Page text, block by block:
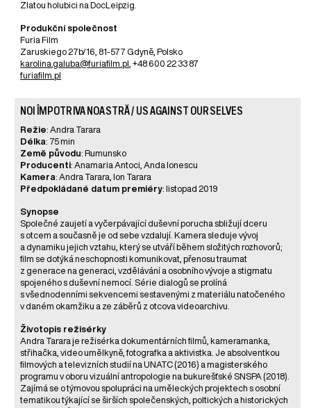
Zlatou holubici na DocLeipzig.
Produkční společnost
Furia Film
Zaruskiego 27b/16, 81-577 Gdyně, Polsko
karolina.galuba@furiafilm.pl
, +48 600 22 33 87
furiafilm.pl
NOI ÎMPOTRIVA NOASTRĂ / US AGAINST OURSELVES
Režie: Andra Tarara
Délka: 75 min
Země původu: Rumunsko
Producenti: Anamaria Antoci, Anda Ionescu
Kamera: Andra Tarara, Ion Tarara
Předpokládané datum premiéry: listopad 2019
Synopse
Společné zaujetí a vyčerpávající duševní porucha sbližují dceru
s otcem a současně je od sebe vzdalují. Kamera sleduje vývoj
a dynamiku jejich vztahu, který se utváří během složitých rozhovorů;
film se dotýká neschopnosti komunikovat, přenosu traumat
z generace na generaci, vzdělávání a osobního vývoje a stigmatu
spojeného s duševní nemocí. Série dialogů se prolíná
s všednodenními sekvencemi sestavenými z materiálu natočeného
v daném okamžiku a ze záběrů z otcova videoarchivu.
Životopis režisérky
Andra Tarara je režisérka dokumentárních filmů, kameramanka,
střihačka, video umělkyně, fotografka a aktivistka. Je absolventkou
filmových a televizních studií na UNATC (2016) a magisterského
programu v oboru vizuální antropologie na bukurešťské SNSPA (2018).
Zajímá se o týmovou spolupráci na uměleckých projektech s osobní
tematikou týkající se širších společenských, poltických a historických